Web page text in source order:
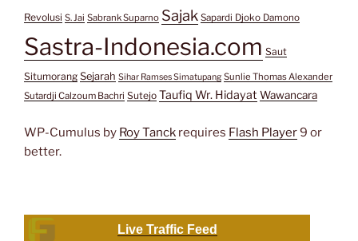
Revolusi S. Jai Sabrank Suparno Sajak Sapardi Djoko Damono
Sastra-Indonesia.com Saut
Situmorang Sejarah Sihar Ramses Simatupang Sunlie Thomas Alexander
Sutardji Calzoum Bachri Sutejo Taufiq Wr. Hidayat Wawancara
WP-Cumulus by Roy Tanck requires Flash Player9 or
better.
Live Traffic Feed